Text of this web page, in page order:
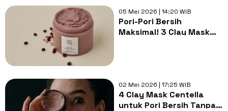
05 Mei 2026 | 14:20 WIB
Pori-Pori Bersih
Maksimal! 3 Clay Mask
02 Mei 2026 | 17:25 WIB
4 Clay Mask Centella
untuk Pori Bersih Tanpa